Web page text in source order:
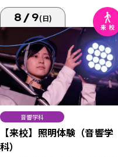
8/9(日)
音響学科
【来校】照明体験（音響学
科）